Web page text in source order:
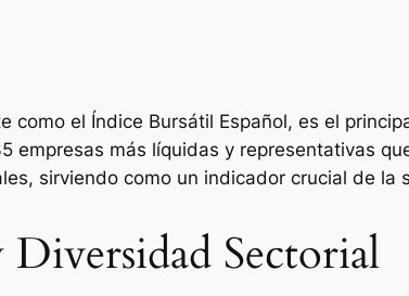
como el Índice Bursátil Español, es el
empresas más líquidas y representativas
sirviendo como un indicador crucial de la
Sectorial